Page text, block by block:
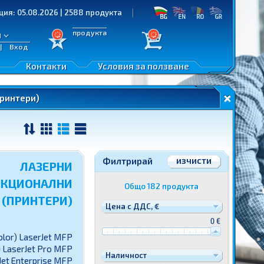
| 2588 продукта
Вход
продукта
Условия за ползване
Контакти
ЛАЗЕРНИ
LaserJet MFP
LaserJet Pro MFP
Enterprise MFP
Филтрирай изчисти
Общо182 продукта
Цена с ДДС, €
0 €
Наличност